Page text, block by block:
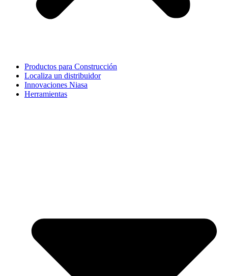
Productos para Construcción
Localiza un distribuidor
Innovaciones Niasa
Herramientas